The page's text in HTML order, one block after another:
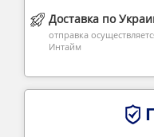
Доставка по
отправка
Интайм